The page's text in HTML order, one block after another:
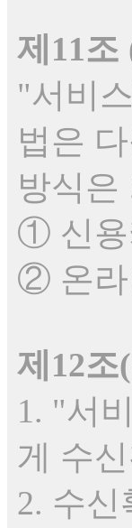
제11조
"서비
법은
방식은
① 신용
② 온라
제12조
1. "서
게 수
2. 수